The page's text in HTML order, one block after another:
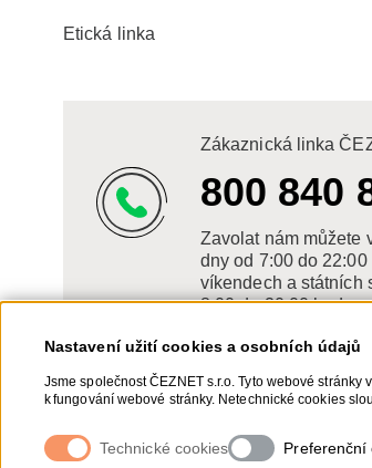
Nastavení užití cookies a osobních údajů
Jsme společnost ČEZNET s.r.o. Tyto webové
k fungování webové stránky. Netechnické cookies
souhlasů, naleznete „
Technické cookies Preferenční
Etická linka
Zákaznická linka
800 840
Zavolat nám můžete
dny od 7:00 do 22:00
víkendech a státních
8:00 do 20:00 hod.